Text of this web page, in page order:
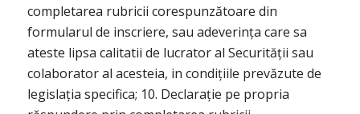
completarea rubricii corespunzătoare din
formularul de inscriere, sau adeverința care sa
ateste lipsa calitatii de lucrator al Securității sau
colaborator al acesteia, in condițiile prevăzute de
legislația specifica; 10. Declarație pe propria